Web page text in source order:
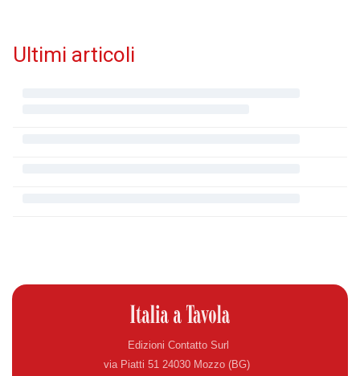
Ultimi articoli
Edizioni Contatto Surl
via Piatti 51 24030 Mozzo (BG)